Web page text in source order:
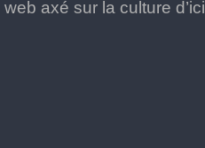
axé sur la culture d’ici